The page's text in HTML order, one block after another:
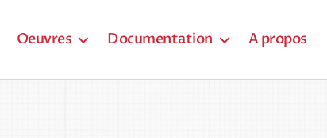
Oeuvres Documentation A propos